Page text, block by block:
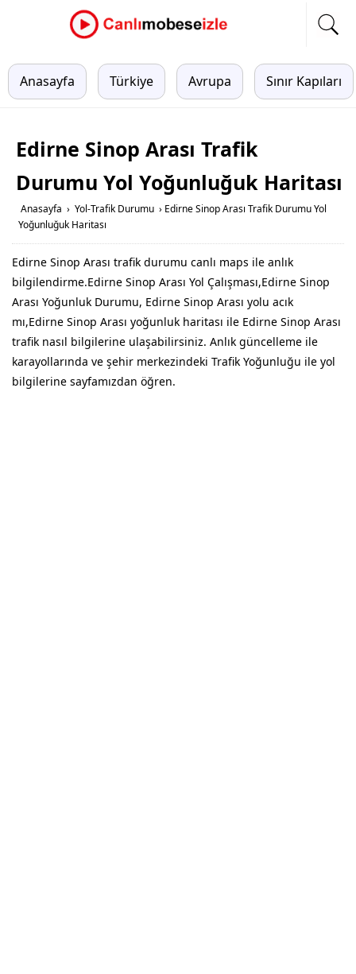
Anasayfa Türkiye Avrupa Sınır Kapıları
Edirne Sinop Arası Trafik
Durumu Yol Yoğunluğuk Haritası
Anasayfa › Yol-Trafik Durumu › Edirne Sinop Arası Trafik Durumu Yol
Yoğunluğuk Haritası
Edirne Sinop Arası trafik durumu canlı maps ile anlık
bilgilendirme.Edirne Sinop Arası Yol Çalışması,Edirne Sinop
Arası Yoğunluk Durumu, Edirne Sinop Arası yolu acık
mı,Edirne Sinop Arası yoğunluk haritası ile Edirne Sinop Arası
trafik nasıl bilgilerine ulaşabilirsiniz. Anlık güncelleme ile
karayollarında ve şehir merkezindeki Trafik Yoğunluğu ile yol
bilgilerine sayfamızdan öğren.